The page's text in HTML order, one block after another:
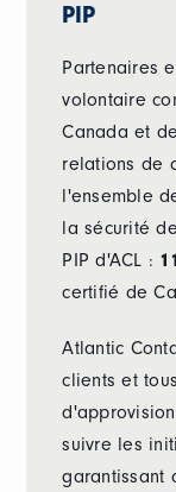
PIP
Partenaires
volontaire
Canada et
relations de
l'ensemble
la sécurité
PIP d'ACL :
certifié de
Atlantic
clients et
suivre les
garantissant